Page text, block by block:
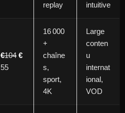
replay
intuitive
€104 €
55
16 000
+
chaîne
s,
sport,
4K
Large
conten
u
internat
ional,
VOD